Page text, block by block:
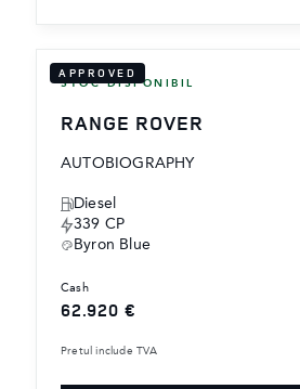
APPROVED
STOC DISPONIBIL
RANGE ROVER
AUTOBIOGRAPHY
Diesel
339 CP
Byron Blue
cash
62.920 €
Pretul include TVA